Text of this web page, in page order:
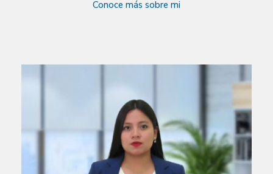
Conoce más sobre mi